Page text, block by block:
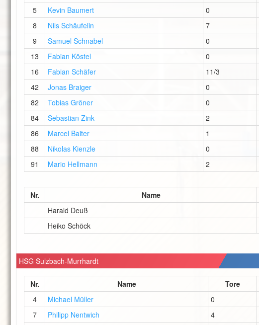
5
Kevin Baumert
0
8
Nils Schäufelin
7
9
Samuel Schnabel
0
13
Fabian Köstel 0
16
Fabian Schäfer
11/3
42
Jonas Braiger
0
82
Tobias Gröner
0
84
Sebastian Zink
2
86
Marcel Baiter 1
88
Nikolas Kienzle
0
91
Mario Hellmann 2
Nr. Name
Harald Deuß
Heiko Schöck
HSG Sulzbach-Murrhardt
Nr. Name Tore
4
Michael Müller 0
7
Philipp Nentwich
4